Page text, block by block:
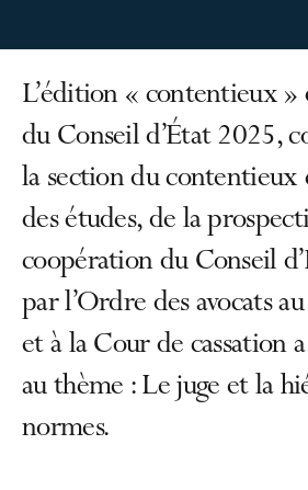
L’édition « contentieux »
du Conseil d’État 2025,
la section du contentieux
des études, de la
coopération du Conseil
par l’Ordre des avocats
et à la Cour de cassation
au thème : Le juge et la
normes.